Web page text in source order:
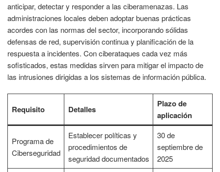
anticipar, detectar y responder a las ciberamenazas. Las
administraciones locales deben adoptar buenas prácticas
acordes con las normas del sector, incorporando sólidas
defensas de red, supervisión continua y planificación de la
respuesta a incidentes. Con ciberataques cada vez más
sofisticados, estas medidas sirven para mitigar el impacto de
las intrusiones dirigidas a los sistemas de información pública.
Requisito Detalles
Plazo de
aplicación
Programa de
Ciberseguridad
Establecer políticas y
procedimientos de
seguridad documentados
30 de
septiembre de
2025